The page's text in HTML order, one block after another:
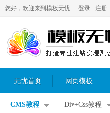
您好，欢迎来到模板无忧！ 登录 注册
无忧首页 网页模板
CMS教程 Div+Css教程